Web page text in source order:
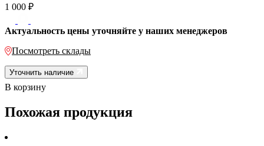
1 000 ₽
Актуальность цены уточняйте у наших менеджеров
Посмотреть склады
Уточнить наличие
В корзину
Похожая продукция